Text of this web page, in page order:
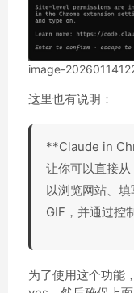
image-
这里也有说明：
**Claude in
让你可以直接从
以浏览网站、
GIF，并通过控
为了使用这个功能